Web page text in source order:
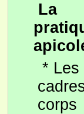
La
* Les
corps